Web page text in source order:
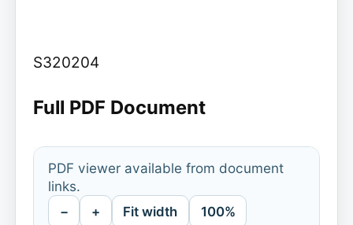
S320204
Full PDF Document
PDF viewer available from document
links.
− + Fit width 100%